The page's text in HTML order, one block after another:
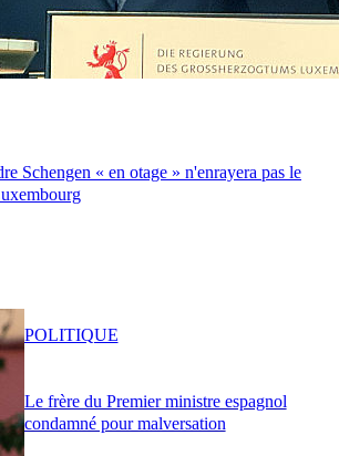
Schengen « en otage » n'enrayera pas le
Le frère du Premier ministre espagnol
condamné pour malversation
POLITIQUE